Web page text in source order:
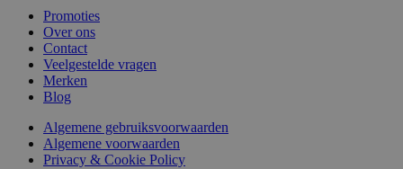
Promoties
Over ons
Contact
Veelgestelde vragen
Merken
Blog
Algemene gebruiksvoorwaarden
Algemene voorwaarden
Privacy & Cookie Policy